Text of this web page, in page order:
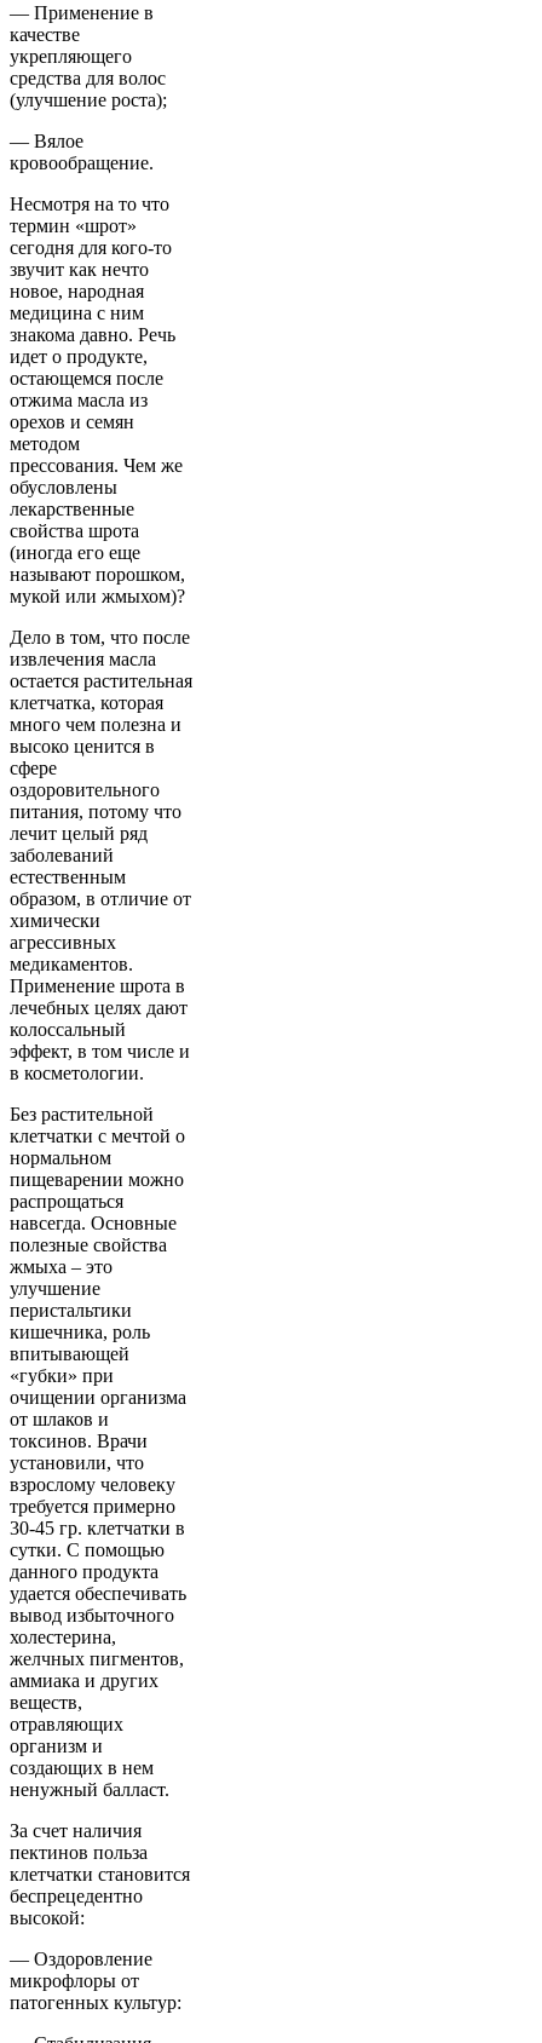
— Применение в
качестве
укрепляющего
средства для волос
(улучшение роста);
— Вялое
кровообращение.
Несмотря на то что
термин «шрот»
сегодня для кого-то
звучит как нечто
новое, народная
медицина с ним
знакома давно. Речь
идет о продукте,
остающемся после
отжима масла из
орехов и семян
методом
прессования. Чем же
обусловлены
лекарственные
свойства шрота
(иногда его еще
называют порошком,
мукой или жмыхом)?
Дело в том, что после
извлечения масла
остается растительная
клетчатка, которая
много чем полезна и
высоко ценится в
сфере
оздоровительного
питания, потому что
лечит целый ряд
заболеваний
естественным
образом, в отличие от
химически
агрессивных
медикаментов.
Применение шрота в
лечебных целях дают
колоссальный
эффект, в том числе и
в косметологии.
Без растительной
клетчатки с мечтой о
нормальном
пищеварении можно
распрощаться
навсегда. Основные
полезные свойства
жмыха – это
улучшение
перистальтики
кишечника, роль
впитывающей
«губки» при
очищении организма
от шлаков и
токсинов. Врачи
установили, что
взрослому человеку
требуется примерно
30-45 гр. клетчатки в
сутки. С помощью
данного продукта
удается обеспечивать
вывод избыточного
холестерина,
желчных пигментов,
аммиака и других
веществ,
отравляющих
организм и
создающих в нем
ненужный балласт.
За счет наличия
пектинов польза
клетчатки становится
беспрецедентно
высокой:
— Оздоровление
микрофлоры от
патогенных культур: